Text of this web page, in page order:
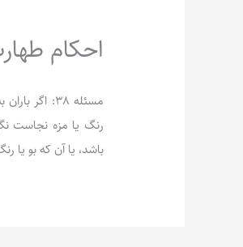
احکام
مسئله 38:
رنگ یا مزه نجاست
باشد، یا آن که بو یا